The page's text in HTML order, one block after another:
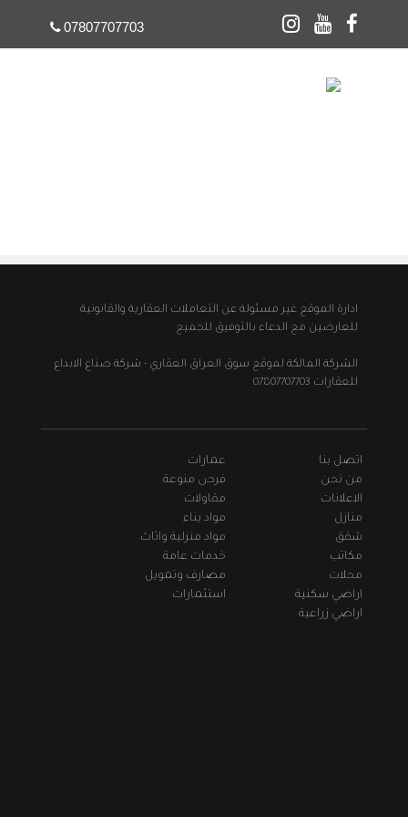
07807707703
ادارة الموقع غير مسئولة عن التعاملات العقارية والقانونية
للعارضين مع الدعاء بالتوفيق للجميع
الشركة المالكة لموقع سوق العراق العقاري - شركة صناع الابداع
للعقارات 07807707703
اتصل بنا
من نحن
الاعلانات
منازل
شقق
مكاتب
محلات
اراضي سكنية
اراضي زراعية
عمارات
فرص منوعة
مقاولات
مواد بناء
مواد منزلية واثاث
خدمات عامة
مصارف وتمويل
استثمارات